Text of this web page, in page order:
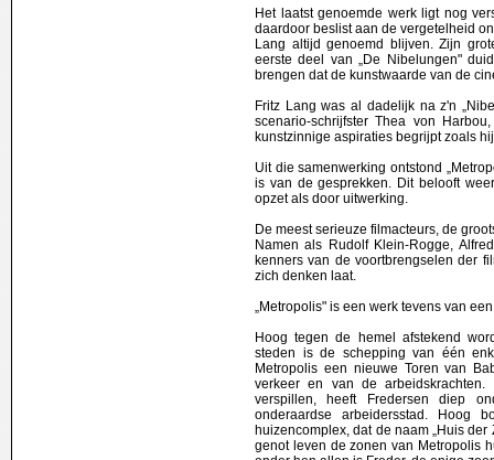
Het laatst genoemde werk ligt nog
daardoor beslist aan de vergetelheid
Lang altijd genoemd blijven. Zijn
eerste deel van „De Nibelungen"
brengen dat de kunstwaarde van de
Fritz Lang was al dadelijk na z'n
scenario-schrijfster Thea von
kunstzinnige aspiraties begrijpt zoals
Uit die samenwerking ontstond
is van de gesprekken. Dit belooft
opzet als door uitwerking.
De meest serieuze filmacteurs, de
Namen als Rudolf Klein-Rogge,
kenners van de voortbrengselen der
zich denken laat.
„Metropolis" is een werk tevens van
Hoog tegen de hemel afstekend
steden is de schepping van één
Metropolis een nieuwe Toren van
verkeer en van de
verspillen, heeft Fredersen diep
onderaardse arbeidersstad. Hoog
huizencomplex, dat de naam „Huis
genot leven de zonen van Metropolis